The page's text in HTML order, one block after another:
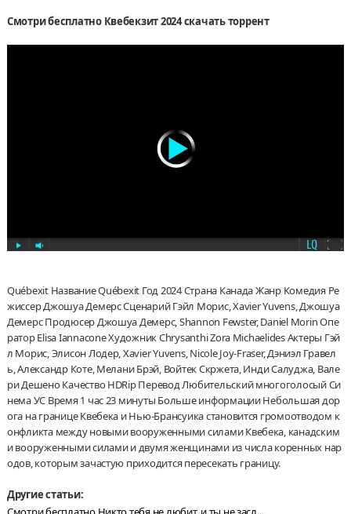
Смотри бесплатно Квебекзит 2024 скачать торрент
Québexit Название Québexit Год 2024 Страна Канада Жанр Комедия Ре
жиссер Джошуа Демерс Сценарий Гэйл Морис, Xavier Yuvens, Джошуа
Демерс Продюсер Джошуа Демерс, Shannon Fewster, Daniel Morin Опе
ратор Elisa Iannacone Художник Chrysanthi Zora Michaelides Актеры Гэй
л Морис, Элисон Лодер, Xavier Yuvens, Nicole Joy-Fraser, Дэниэл Гравел
ь, Александр Коте, Мелани Брэй, Войтек Скржета, Инди Салуджа, Вале
ри Дешено Качество HDRip Перевод Любительский многоголосый Си
нема УС Время 1 час 23 минуты Больше информации Небольшая дор
ога на границе Квебека и Нью-Брансуика становится громоотводом к
онфликта между новыми вооруженными силами Квебека, канадским
и вооруженными силами и двумя женщинами из числа коренных нар
одов, которым зачастую приходится пересекать границу.
Другие статьи:
Смотри бесплатно Никто тебя не любит, и ты не засл...